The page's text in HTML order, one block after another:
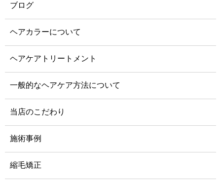
ブログ
ヘアカラーについて
ヘアケアトリートメント
一般的なヘアケア方法について
当店のこだわり
施術事例
縮毛矯正